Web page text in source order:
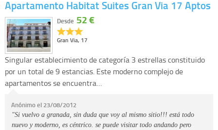
Apartamento Habitat Suites Gran Via 17 Aptos
Gran Via, 17
Desde 52 €
Singular establecimiento de categoría 3 estrellas constituido
por un total de 9 estancias. Este moderno complejo de
apartamentos se encuentra…
Anónimo el 23/08/2012
"Si vuelvo a granada, sin duda que voy al mismo sitio!!! está todo
nuevo y moderno, es céntrico. se puede visitar todo andando pero